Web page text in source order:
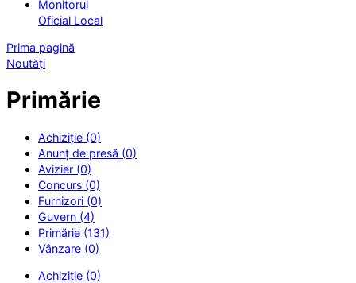
Monitorul
Oficial Local
Prima pagină
Noutăți
Primărie
Achiziție (0)
Anunț de presă (0)
Avizier (0)
Concurs (0)
Furnizori (0)
Guvern (4)
Primărie (131)
Vânzare (0)
Achiziție (0)